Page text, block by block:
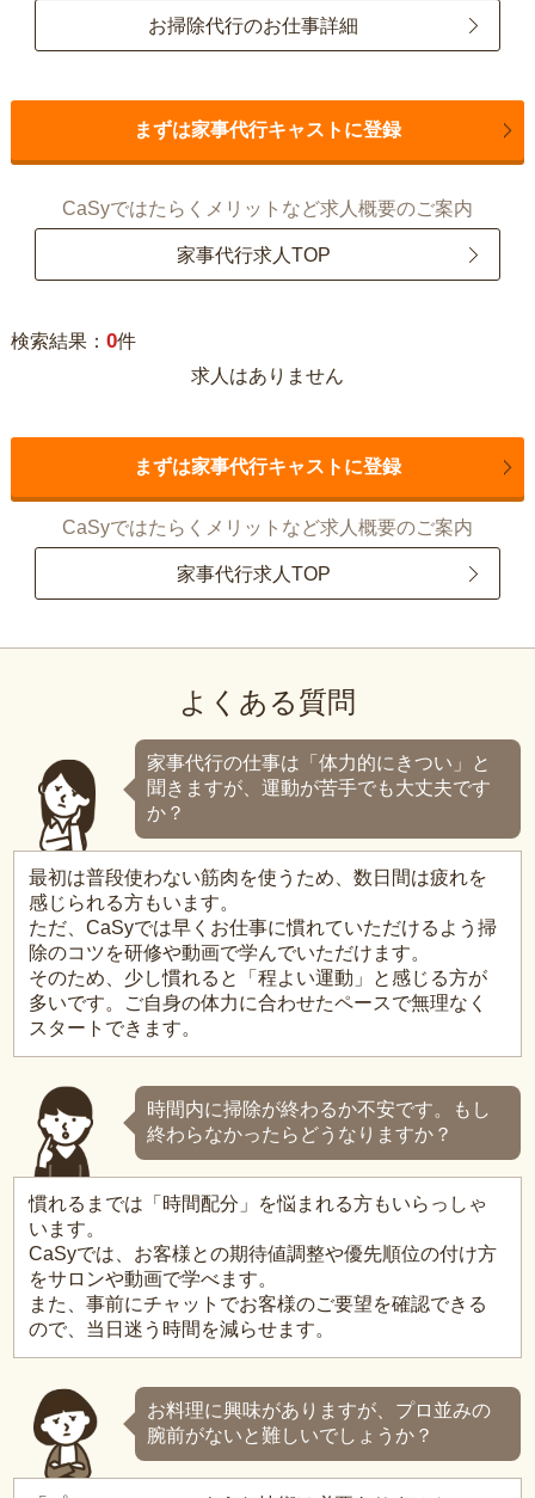
お掃除代行のお仕事詳細
まずは家事代行キャストに登録
CaSyではたらくメリットなど求人概要のご案内
家事代行求人TOP
検索結果： 0件
求人はありません
まずは家事代行キャストに登録
CaSyではたらくメリットなど求人概要のご案内
家事代行求人TOP
よくある質問
家事代行の仕事は「体力的にきつい」と
聞きますが、運動が苦手でも大丈夫です
か？
最初は普段使わない筋肉を使うため、数日間は疲れを
感じられる方もいます。
ただ、CaSyでは早くお仕事に慣れていただけるよう掃
除のコツを研修や動画で学んでいただけます。
そのため、少し慣れると「程よい運動」と感じる方が
多いです。ご自身の体力に合わせたペースで無理なく
スタートできます。
時間内に掃除が終わるか不安です。もし
終わらなかったらどうなりますか？
慣れるまでは「時間配分」を悩まれる方もいらっしゃ
います。
CaSyでは、お客様との期待値調整や優先順位の付け方
をサロンや動画で学べます。
また、事前にチャットでお客様のご要望を確認できる
ので、当日迷う時間を減らせます。
お料理に興味がありますが、プロ並みの
腕前がないと難しいでしょうか？